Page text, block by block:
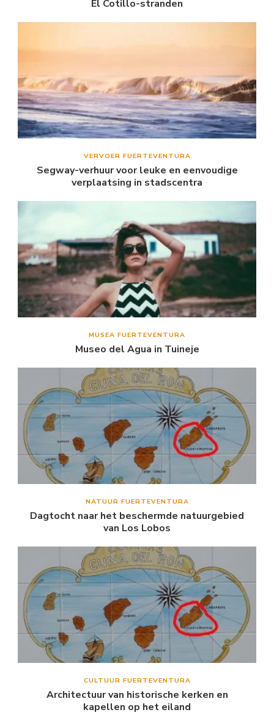
El Cotillo-stranden
VERVOER FUERTEVENTURA
Segway-verhuur voor leuke en eenvoudige
verplaatsing in stadscentra
MUSEA FUERTEVENTURA
Museo del Agua in Tuineje
NATUUR FUERTEVENTURA
Dagtocht naar het beschermde natuurgebied
van Los Lobos
CULTUUR FUERTEVENTURA
Architectuur van historische kerken en
kapellen op het eiland